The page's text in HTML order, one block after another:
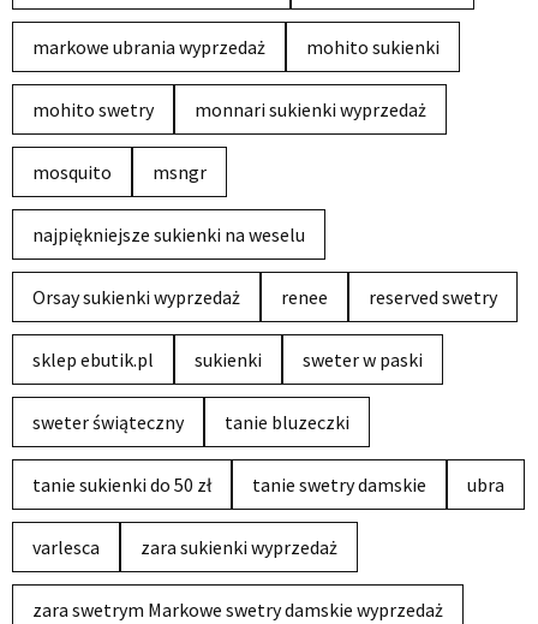
markowe ubrania wyprzedaż mohito sukienki
mohito swetry monnari sukienki wyprzedaż
mosquito msngr
najpiękniejsze sukienki na weselu
Orsay sukienki wyprzedaż renee reserved swetry
sklep ebutik.pl sukienki sweter w paski
sweter świąteczny tanie bluzeczki
tanie sukienki do 50 zł tanie swetry damskie ubra
varlesca zara sukienki wyprzedaż
zara swetrym Markowe swetry damskie wyprzedaż